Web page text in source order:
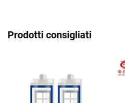
Prodotti consigliati